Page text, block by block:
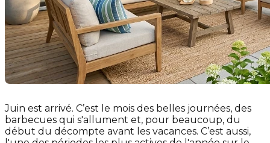
Juin est arrivé. C’est le mois des belles journées, des
barbecues qui s'allument et, pour beaucoup, du
début du décompte avant les vacances. C’est aussi,